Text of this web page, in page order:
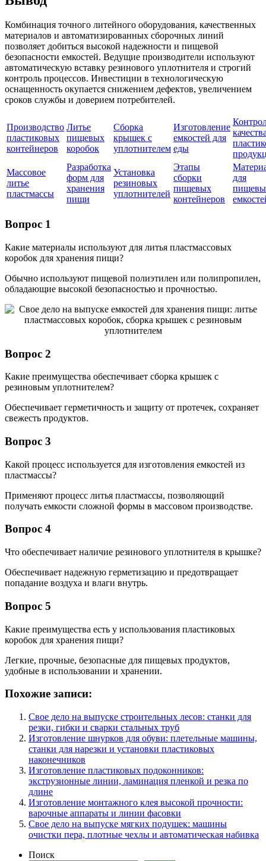
Комбинация точного литейного оборудования, качественных
материалов и автоматизированных сборочных линий
позволяет добиться высокой надежности и пищевой
безопасности емкостей. Ведущие производители используют
автоматическую вставку резинового уплотнителя и строгий
контроль процессов. Инвестиции в технологическую
оснащенность окупается снижением дефектов, увеличением
сроков службы и доверием потребителей.
Производство
пластиковых
контейнеров
Литье
пищевых
коробок
Сборка
крышек с
уплотнителем
Изготовление
емкостей для
еды
Массовое
литье
пластмассы
Разработка
форм для
хранения
пищи
Установка
резиновых
уплотнителей
Этапы
сборки
пищевых
контейнеров
для
Вопрос 1
Какие материалы используют для литья пластмассовых
коробок для хранения пищи?
Обычно используют пищевой полиэтилен или полипропилен,
обладающие высокой безопасностью и прочностью.
Вопрос 2
Какие преимущества обеспечивает сборка крышек с
резиновым уплотнителем?
Обеспечивает герметичность и защиту от протечек, сохраняет
свежесть продуктов.
Вопрос 3
Какой процесс используется для изготовления емкостей из
пластмассы?
Применяют процесс литья пластмассы, позволяющий
получать емкости сложной формы в массовом производстве.
Вопрос 4
Что обеспечивает наличие резинового уплотнителя в крышке?
Обеспечивает надежную герметизацию и предотвращает
попадание воздуха и влаги внутрь.
Вопрос 5
Какие преимущества есть у использования пластиковых
коробок для хранения пищи?
Легкие, прочные, безопасные для пищевых продуктов,
удобные в использовании и хранении.
Похожие записи:
Свое дело на выпуске строительных лесов: станки для
резки, гибки и сварки стальных труб
Изготовление шнурков для обуви: плетельные машины,
станки для нарезки и установки пластиковых
наконечников
Изготовление пластиковых подоконников:
экструзионные линии, ламинация пленкой и резка по
длине
Изготовление монтажного клея высокой прочности:
варочные аппараты и линии фасовки
Свое дело на выпуске мягких подушек: машины
очистки пера, плотные чехлы и автоматическая набивка
Поиск